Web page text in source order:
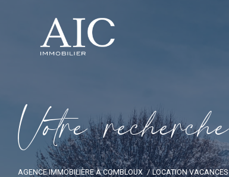
Votre recherche
AGENCE IMMOBILIÈRE À COMBLOUX LOCATION VACANCES